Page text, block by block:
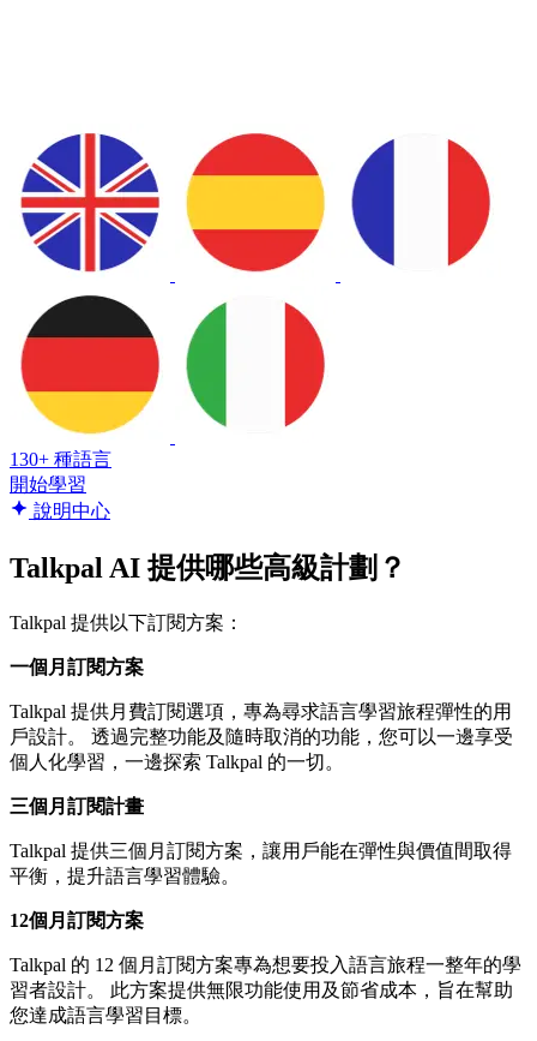
130+ 種語言
開始學習
說明中心
Talkpal AI 提供哪些高級計劃？
Talkpal 提供以下訂閱方案：
一個月訂閱方案
Talkpal 提供月費訂閱選項，專為尋求語言學習旅程彈性的用
戶設計。 透過完整功能及隨時取消的功能，您可以一邊享受
個人化學習，一邊探索 Talkpal 的一切。
三個月訂閱計畫
Talkpal 提供三個月訂閱方案，讓用戶能在彈性與價值間取得
平衡，提升語言學習體驗。
12個月訂閱方案
Talkpal 的 12 個月訂閱方案專為想要投入語言旅程一整年的學
習者設計。 此方案提供無限功能使用及節省成本，旨在幫助
您達成語言學習目標。